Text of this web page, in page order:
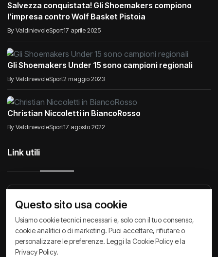
Salvezza conquistata! Gli Shoemakers compiono
l’impresa contro Wolf Basket Pistoia
By ValdinievoleSport17 aprile 2025
Gli Shoemakers Under 15 sono campioni regionali
By ValdinievoleSport2 maggio 2023
Christian Niccoletti in BiancoRosso
By ValdinievoleSport17 agosto 2022
Link utili
Raccontiamo di Noi Comunicati
Privacy Policy Cookie Policy Archivio News
Questo sito usa cookie
Usiamo cookie tecnici necessari e, solo con il tuo consenso,
cookie analitici o di marketing. Puoi accettare, rifiutare o
personalizzare le preferenze. Leggi la Cookie Policy e la
Privacy Policy.